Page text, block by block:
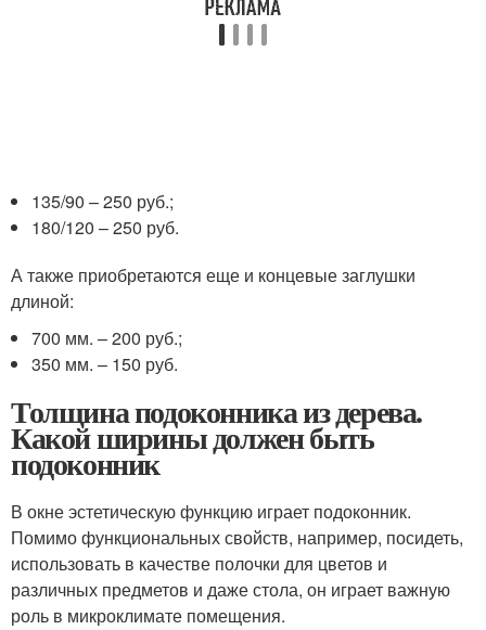
135/90 – 250 руб.;
180/120 – 250 руб.
А также приобретаются еще и концевые заглушки
длиной:
700 мм. – 200 руб.;
350 мм. – 150 руб.
Толщина подоконника из дерева.
Какой ширины должен быть
подоконник
В окне эстетическую функцию играет подоконник.
Помимо функциональных свойств, например, посидеть,
использовать в качестве полочки для цветов и
различных предметов и даже стола, он играет важную
роль в микроклимате помещения.